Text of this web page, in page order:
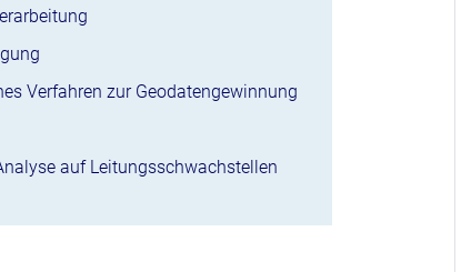
Verfahren zur Geodatengewinnung
auf Leitungsschwachstellen